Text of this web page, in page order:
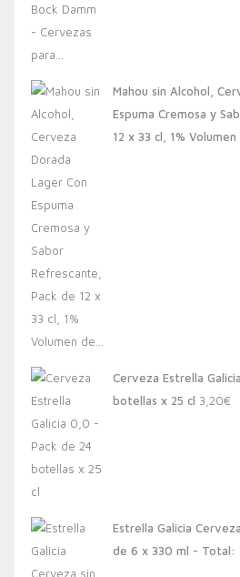
Mahou sin Alcohol,
Espuma Cremosa y
12 x 33 cl, 1%
Cerveza Estrella
botellas x 25 cl 3,20€
Estrella Galicia
de 6 x 330 ml - Total: